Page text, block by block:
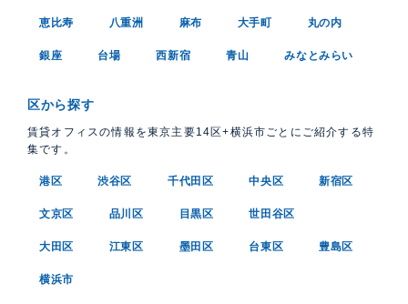
恵比寿 八重洲 麻布 大手町 丸の内
銀座 台場 西新宿 青山 みなとみらい
区から探す
賃貸オフィスの情報を東京主要14区+横浜市ごとにご紹介する特
集です。
港区 渋谷区 千代田区 中央区 新宿区
文京区 品川区 目黒区 世田谷区
大田区 江東区 墨田区 台東区 豊島区
横浜市